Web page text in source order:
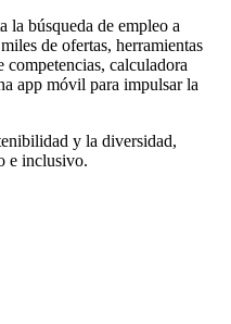
la búsqueda de empleo a
de ofertas, herramientas
competencias, calculadora
app móvil para impulsar la
y la diversidad,
e inclusivo.